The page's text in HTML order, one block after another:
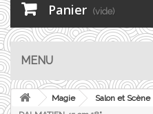
Panier (vide)
MENU
Magie Salon et Scène